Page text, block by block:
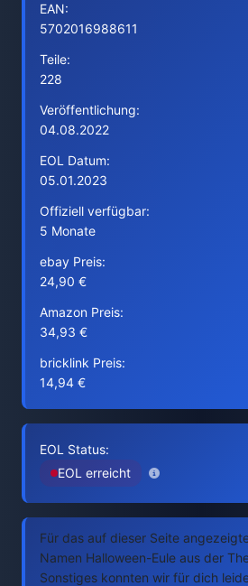
EAN:
5702016988611
Teile:
228
Veröffentlichung:
04.08.2022
EOL Datum:
05.01.2023
Offiziell verfügbar:
5 Monate
ebay Preis:
24,90 €
Amazon Preis:
34,93 €
bricklink Preis:
14,94 €
EOL Status:
EOL erreicht
Für das auf dieser Seite
Namen Halloween-Eule aus der
Sonstiges konnten wir für dich